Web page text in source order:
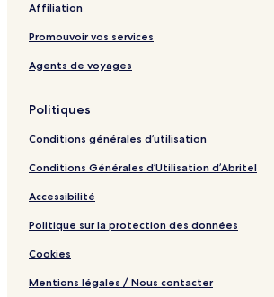
b
y
I
H
Affiliation
Promouvoir vos services
Agents de voyages
Politiques
Conditions générales d’utilisation
Conditions Générales d’Utilisation d’Abritel
Accessibilité
Politique sur la protection des données
Cookies
Mentions légales / Nous contacter